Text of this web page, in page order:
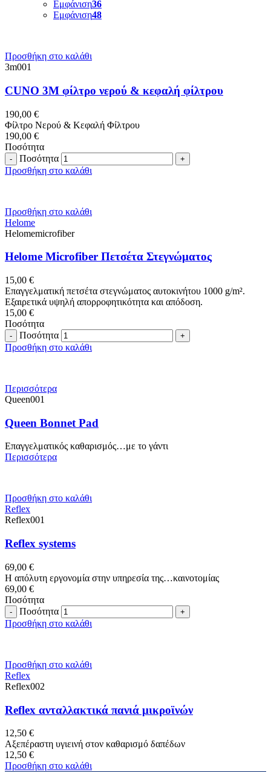
Εμφάνιση36
Εμφάνιση48
Προσθήκη στο καλάθι
3m001
CUNO 3M φίλτρo νερού & κεφαλή φίλτρου
190,00 €
Φίλτρo Νερού & Κεφαλή Φίλτρου
190,00 €
Ποσότητα
Ποσότητα
Προσθήκη στο καλάθι
Προσθήκη στο καλάθι
Helome
Helomemicrofiber
Helome Microfiber Πετσέτα Στεγνώματος
15,00 €
Επαγγελματική πετσέτα στεγνώματος αυτοκινήτου 1000 g/m².
Εξαιρετικά υψηλή απορροφητικότητα και απόδοση.
15,00 €
Ποσότητα
Ποσότητα
Προσθήκη στο καλάθι
Περισσότερα
Queen001
Queen Bonnet Pad
Επαγγελματικός καθαρισμός…με το γάντι
Περισσότερα
Προσθήκη στο καλάθι
Reflex
Reflex001
Reflex systems
69,00 €
Η απόλυτη εργονομία στην υπηρεσία της…καινοτομίας
69,00 €
Ποσότητα
Ποσότητα
Προσθήκη στο καλάθι
Προσθήκη στο καλάθι
Reflex
Reflex002
Reflex ανταλλακτικά πανιά μικροϊνών
12,50 €
Αξεπέραστη υγιεινή στον καθαρισμό δαπέδων
12,50 €
Προσθήκη στο καλάθι